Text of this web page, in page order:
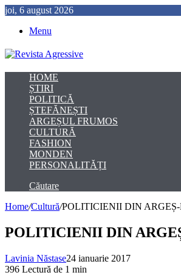
joi, 6 august 2026
Menu
HOME
ȘTIRI
POLITICĂ
ȘTEFĂNEȘTI
ARGEȘUL FRUMOS
CULTURĂ
FASHION
MONDEN
PERSONALITĂȚI
Căutare
Home/Cultură/POLITICIENII DIN
POLITICIENII DIN
Lavinia Năstase24 ianuarie 2017
396 Lectură de 1 min